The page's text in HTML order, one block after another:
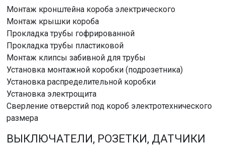
Монтаж кронштейна короба электрического
Монтаж крышки короба
Прокладка трубы гофрированной
Прокладка трубы пластиковой
Монтаж клипсы забивной для трубы
Установка монтажной коробки (подрозетника)
Установка распределительной коробки
Установка электрощита
Сверление отверстий под короб электротехнического
размера
ВЫКЛЮЧАТЕЛИ, РОЗЕТКИ, ДАТЧИКИ